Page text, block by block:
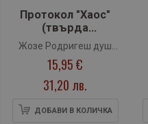
Протокол "Хаос"
(твърда
подвързия)
Жозе Родригеш душ
Сантуш
15,95 €
31,20 лв.
ДОБАВИ В КОЛИЧКА